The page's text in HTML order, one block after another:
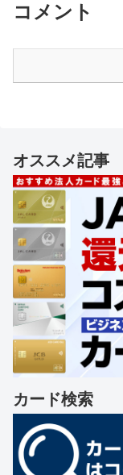
コメント
オススメ記事
カード検索